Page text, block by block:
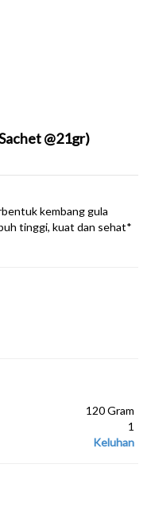
@21gr)
kembang gula
tinggi, kuat dan sehat*
120 Gram
1
Keluhan